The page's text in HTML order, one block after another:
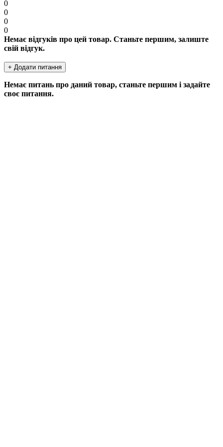
0
0
0
0
Немає відгуків про цей товар. Станьте першим, залиште
свій відгук.
+ Додати питання
Немає питань про даний товар, станьте першим і задайте
своє питання.